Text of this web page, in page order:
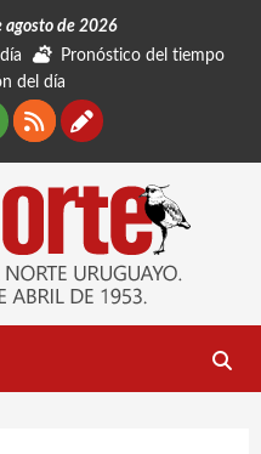
agosto de 2026
Pronóstico del tiempo
del día
RSSContáctanos